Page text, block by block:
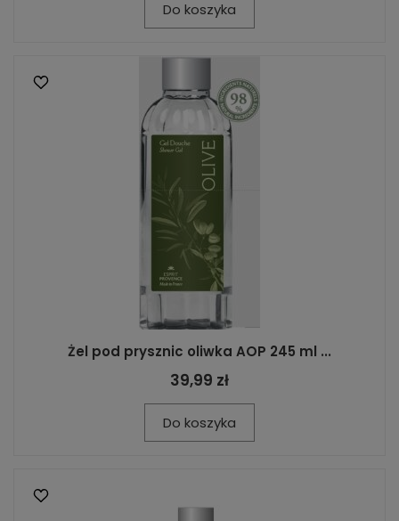
Do koszyka
Żel pod prysznic oliwka AOP 245 ml ...
39,99 zł
Do koszyka